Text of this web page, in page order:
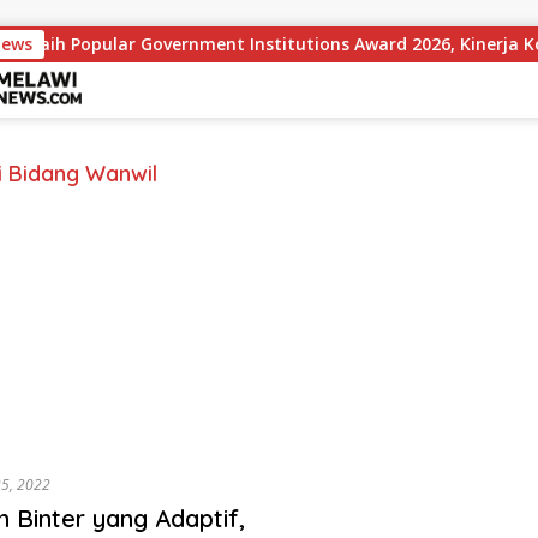
Raih Popular Government Institutions Award 2026, Kinerja
Bidang Wanwil
2022
Binter yang Adaptif,